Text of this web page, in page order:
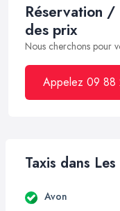
Réservation
des prix
Nous cherchons pour
Appelez 09 88
Taxis dans
Avon